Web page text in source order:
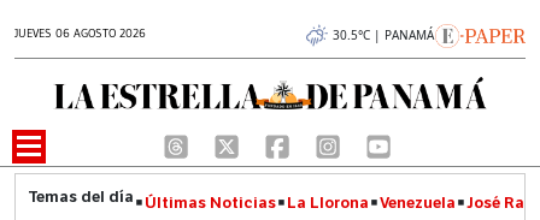
JUEVES 06 AGOSTO 2026 30.5°C | PANAMÁ
Últimas Noticias La Llorona Venezuela José